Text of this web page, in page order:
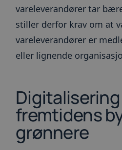
vareleverandører tar
stiller derfor krav om at
vareleverandører er
eller lignende
fremtidens
grønnere